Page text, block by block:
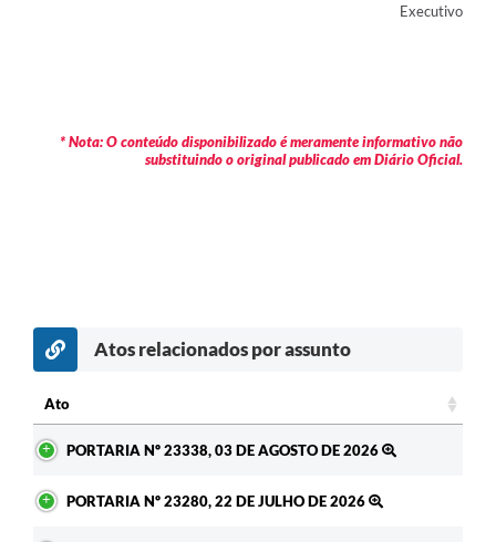
Executivo
* Nota: O conteúdo disponibilizado é meramente informativo não
substituindo o original publicado em Diário Oficial.
Atos relacionados por assunto
Ato
PORTARIA Nº 23338, 03 DE AGOSTO DE 2026
PORTARIA Nº 23280, 22 DE JULHO DE 2026